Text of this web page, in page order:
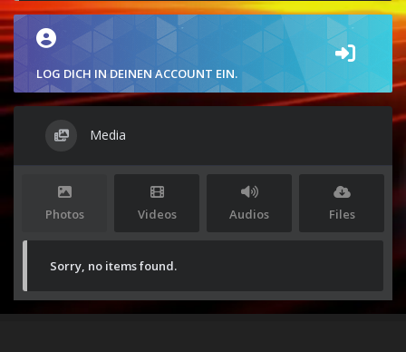
LOG DICH IN DEINEN ACCOUNT EIN.
Media
Photos Videos Audios Files
Sorry, no items found.